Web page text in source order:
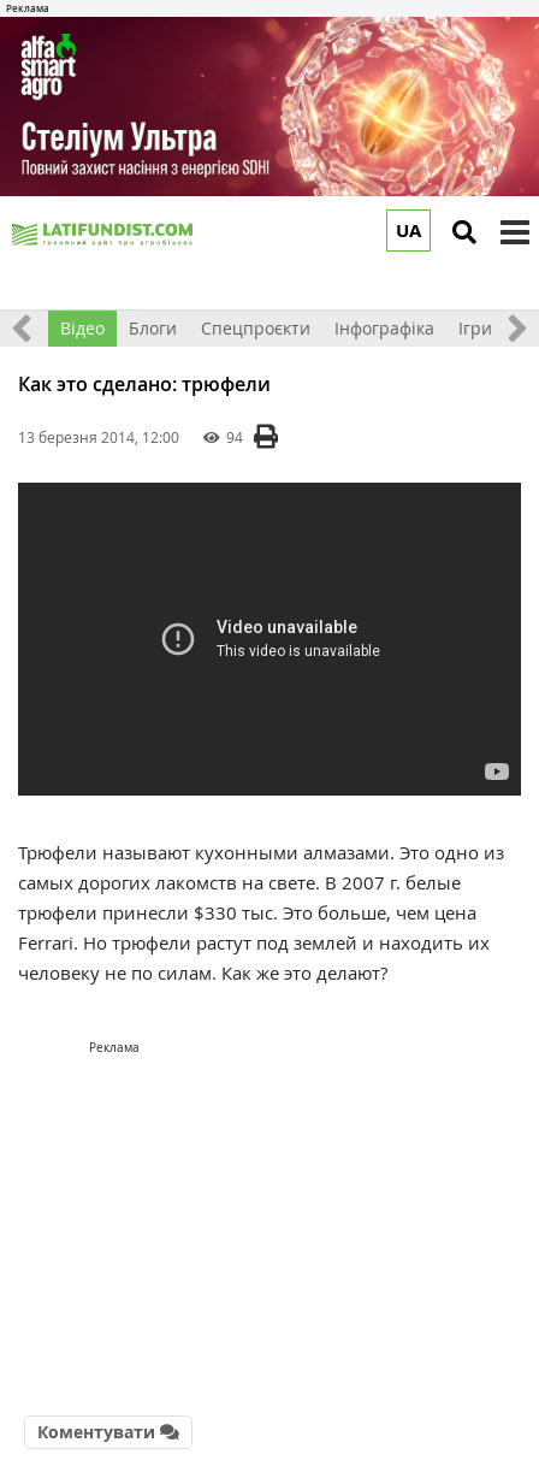
UA
Відео Блоги Спецпроєкти Інфографіка Ігри
Как это сделано: трюфели
13 березня 2014, 12:00 94
Трюфели называют кухонными алмазами. Это одно из
самых дорогих лакомств на свете. В 2007 г. белые
трюфели принесли $330 тыс. Это больше, чем цена
Ferrari. Но трюфели растут под землей и находить их
человеку не по силам. Как же это делают?
Реклама
Коментувати